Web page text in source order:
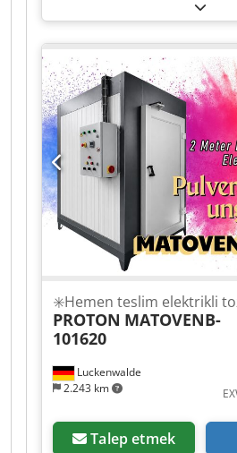
Kamer derinliği: 500 mm
gerilimi: 400 V Toplam güç
Makine ağırlığı: yaklaşık 277
yaklaşık 1,15 x 1,45 x 1,35 m
219660 Cjdpfx Aoy R
NABERTHERM P300 - 340 x
ile
Luckenwalde
2.243 km
✳️Hemen teslim elektrikli
PROTON MATOVENB-
101620
Talep etmek